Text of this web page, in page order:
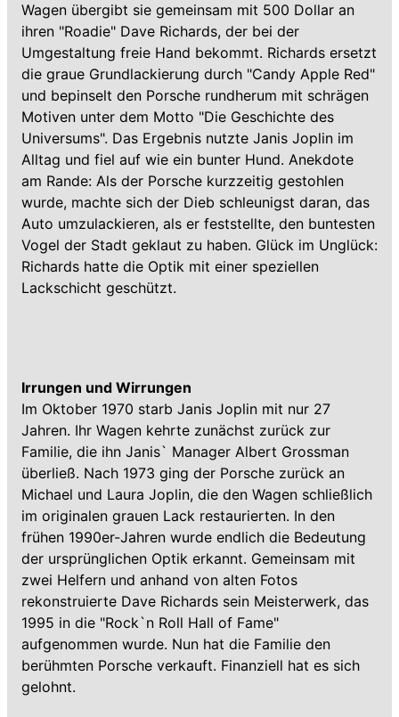
Wagen übergibt sie gemeinsam mit 500 Dollar an
ihren "Roadie" Dave Richards, der bei der
Umgestaltung freie Hand bekommt. Richards ersetzt
die graue Grundlackierung durch "Candy Apple Red"
und bepinselt den Porsche rundherum mit schrägen
Motiven unter dem Motto "Die Geschichte des
Universums". Das Ergebnis nutzte Janis Joplin im
Alltag und fiel auf wie ein bunter Hund. Anekdote
am Rande: Als der Porsche kurzzeitig gestohlen
wurde, machte sich der Dieb schleunigst daran, das
Auto umzulackieren, als er feststellte, den buntesten
Vogel der Stadt geklaut zu haben. Glück im Unglück:
Richards hatte die Optik mit einer speziellen
Lackschicht geschützt.
Irrungen und Wirrungen
Im Oktober 1970 starb Janis Joplin mit nur 27
Jahren. Ihr Wagen kehrte zunächst zurück zur
Familie, die ihn Janis` Manager Albert Grossman
überließ. Nach 1973 ging der Porsche zurück an
Michael und Laura Joplin, die den Wagen schließlich
im originalen grauen Lack restaurierten. In den
frühen 1990er-Jahren wurde endlich die Bedeutung
der ursprünglichen Optik erkannt. Gemeinsam mit
zwei Helfern und anhand von alten Fotos
rekonstruierte Dave Richards sein Meisterwerk, das
1995 in die "Rock`n Roll Hall of Fame"
aufgenommen wurde. Nun hat die Familie den
berühmten Porsche verkauft. Finanziell hat es sich
gelohnt.